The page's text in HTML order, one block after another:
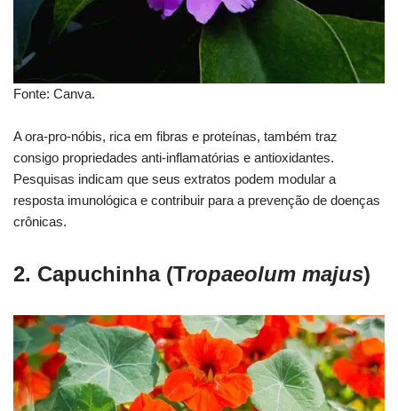
Fonte: Canva.
A ora-pro-nóbis, rica em fibras e proteínas, também traz
consigo propriedades anti-inflamatórias e antioxidantes.
Pesquisas indicam que seus extratos podem modular a
resposta imunológica e contribuir para a prevenção de doenças
crônicas.
2. Capuchinha (Tropaeolum majus)